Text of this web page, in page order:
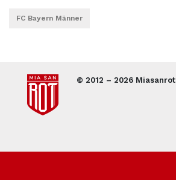
FC Bayern Männer
© 2012 – 2026 Miasanrot